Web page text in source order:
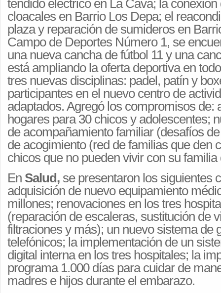
tendido eléctrico en La Cava; la
cloacales en Barrio Los Depa; el
plaza y reparación de sumideros en
Campo de Deportes Número 1, se
una nueva cancha de fútbol 11 y una
está ampliando la oferta deportiva en
tres nuevas disciplinas: padel, patín y
participantes en el nuevo centro de
adaptados. Agregó los compromisos de:
hogares para 30 chicos y adolescentes;
de acompañamiento familiar (desafíos
de acogimiento (red de familias que den
chicos que no pueden vivir con su
En Salud, se presentaron los siguientes
adquisición de nuevo equipamiento
millones; renovaciones en los tres
(reparación de escaleras, sustitución de
filtraciones y más); un nuevo sistema de
telefónicos; la implementación de un
digital interna en los tres hospitales; la
programa 1.000 días para cuidar de
madres e hijos durante el embarazo.